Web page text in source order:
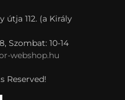
útja 112. (a Király
Szombat: 10-14
webshop.hu
Reserved!